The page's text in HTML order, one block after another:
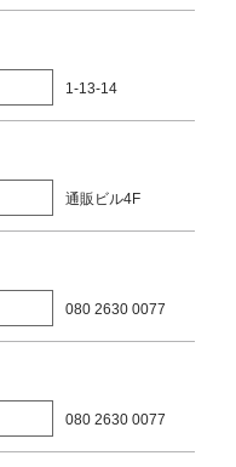
1-13-14
通販ビル4F
080 2630 0077
080 2630 0077